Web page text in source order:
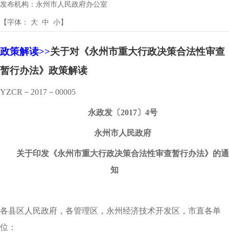
发布机构： 永州市人民政府办公室
【字体： 大 中 小】
政策解读>>关于对《永州市重大行政决策合法性审查
暂行办法》政策解读
YZCR－2017－00005
永政发〔2017〕4号
永州市人民政府
关于印发《永州市重大行政决策合法性审查暂行办法》的通
知
各县区人民政府，各管理区，永州经济技术开发区，市直各单
位：